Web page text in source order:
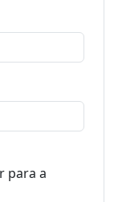
para a